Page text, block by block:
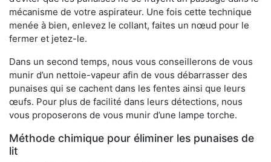
mécanisme de votre aspirateur. Une fois cette technique
menée à bien, enlevez le collant, faites un nœud pour le
fermer et jetez-le.
Dans un second temps, nous vous conseillerons de vous
munir d’un nettoie-vapeur afin de vous débarrasser des
punaises qui se cachent dans les fentes ainsi que leurs
œufs. Pour plus de facilité dans leurs détections, nous
vous proposerons de vous munir d’une lampe torche.
Méthode chimique pour éliminer les punaises de
lit